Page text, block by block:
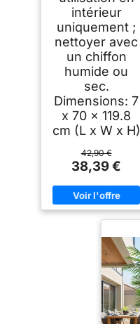
intérieur
uniquement ;
nettoyer avec
un chiffon
humide ou
sec.
Dimensions: 7
x 70 x 119.8
cm (L x W x H)
42,90 €
38,39 €